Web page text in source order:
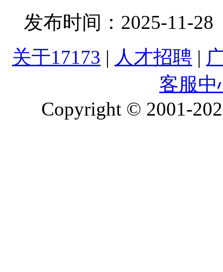
发布时间： 2025-11-28
关于17173 | 人才招聘 |
客服中
Copyright © 2001-